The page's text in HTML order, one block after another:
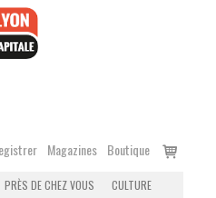
Magazines Boutique
Voir
PRÈS DE CHEZ VOUS
CULTURE